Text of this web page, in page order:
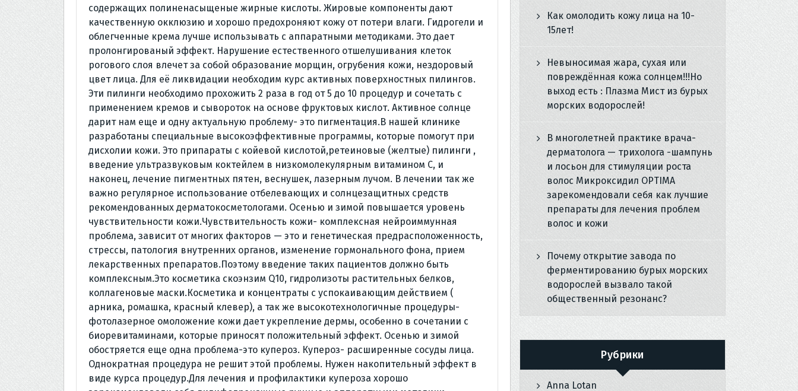
содержащих полиненасыщеные жирные кислоты. Жировые компоненты дают
качественную окклюзию и хорошо предохроняют кожу от потери влаги. Гидрогели и
облегченные крема лучше использывать с аппаратными методиками. Это дает
пролонгированый эффект. Нарушение естественного отшелушивания клеток
рогового слоя влечет за собой образование морщин, огрубения кожи, нездоровый
цвет лица. Для её ликвидации необходим курс активных поверхностных пилингов.
Эти пилинги необходимо прохожить 2 раза в год от 5 до 10 процедур и сочетать с
применением кремов и сывороток на основе фруктовых кислот. Активное солнце
дарит нам еще и одну актуальную проблему- это пигментация.В нашей клинике
разработаны специальные высокоэффективные программы, которые помогут при
дисхолии кожи. Это припараты с койевой кислотой,ретеиновые (желтые) пилинги ,
введение ультразвуковым коктейлем в низкомолекулярным витамином С, и
наконец, лечение пигментных пятен, веснушек, лазерным лучом. В лечении так же
важно регулярное использование отбелевающих и солнцезащитных средств
рекомендованных дерматокосметологами. Осенью и зимой повышается уровень
чувствительности кожи.Чувствительность кожи- комплексная нейроиммунная
проблема, зависит от многих факторов — это и генетическая предрасположенность,
стрессы, патология внутренних органов, изменение гормонального фона, прием
лекарственных препаратов.Поэтому введение таких пациентов должно быть
комплексным.Это косметика скоэнзим Q10, гидролизоты растительных белков,
коллагеновые маски.Косметика и концентраты с успокаивающим действием (
арника, ромашка, красный клевер), а так же высокотехнологичные процедуры-
фотолазерное омоложение кожи дает укрепление дермы, особенно в сочетании с
биоревитаминами, которые приносят положительный эффект. Осенью и зимой
обостряется еще одна проблема-это купероз. Купероз- расширенные сосуды лица.
Однократная процедура не решит этой проблемы. Нужен накопительный эффект в
виде курса процедур.Для лечения и профилактики купероза хорошо
Как омолодить кожу лица на 10-
15лет!
Невыносимая жара, сухая или
повреждённая кожа солнцем!!!Но
выход есть : Плазма Мист из бурых
морских водорослей!
В многолетней практике врача-
дерматолога — трихолога -шампунь
и лосьон для стимуляции роста
волос Микроксидил OPTIMA
зарекомендовали себя как лучшие
препараты для лечения проблем
волос и кожи
Почему открытие завода по
ферментированию бурых морских
водорослей вызвало такой
общественный резонанс?
Рубрики
Anna Lotan